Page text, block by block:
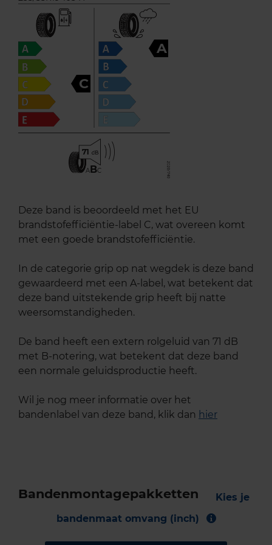
C
A
71
ABC
Deze band is beoordeeld met het EU
brandstofefficiëntie-label C, wat overeen komt
met een goede brandstofefficiëntie.
In de categorie grip op nat wegdek is deze band
gewaardeerd met een A-label, wat betekent dat
deze band uitstekende grip heeft bij natte
weersomstandigheden.
De band heeft een extern rolgeluid van 71 dB
met B-notering, wat betekent dat deze band
een normale geluidsproductie heeft.
Wil je nog meer informatie over het
bandenlabel van deze band, klik dan hier
Bandenmontagepakketten
Kies je
bandenmaat omvang (inch)